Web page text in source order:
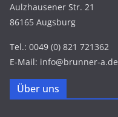
Aulzhausener Str. 21
86165 Augsburg
Tel.: 0049 (0) 821 721362
E-Mail: info@brunner-a.de
Über uns